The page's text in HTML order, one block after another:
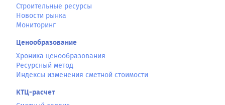
Строительные ресурсы
Новости рынка
Мониторинг
Ценообразование
Хроника ценообразования
Ресурсный метод
Индексы изменения сметной стоимости
КТЦ-расчет